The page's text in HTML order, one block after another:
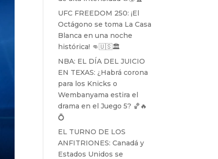
UFC FREEDOM 250: ¡El
Octágono se toma La Casa
Blanca en una noche
histórica! 👊🇺🇸🏛️
NBA: EL DÍA DEL JUICIO
EN TEXAS: ¿Habrá corona
para los Knicks o
Wembanyama estira el
drama en el Juego 5? 🏀🔥
💍
EL TURNO DE LOS
ANFITRIONES: Canadá y
Estados Unidos se